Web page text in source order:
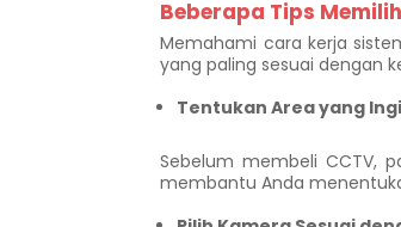
Beberapa Tips
Memahami cara kerja
yang paling sesuai dengan
Tentukan Area yang
Sebelum membeli CCTV,
membantu Anda